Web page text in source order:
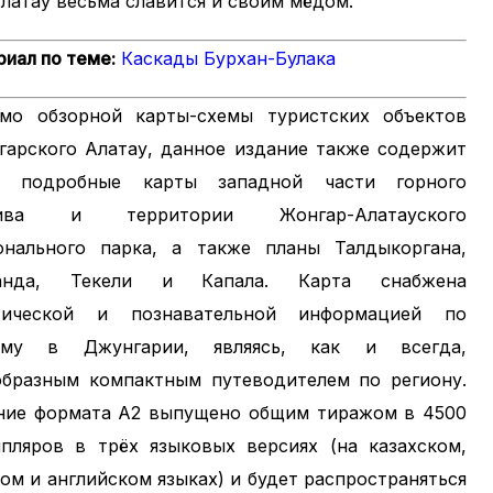
по теме: Каскады Бурхан-Булака
обзорной карты-схемы туристских объектов
Алатау, данное издание также содержит
подробные карты западной части горного
и территории Жонгар-Алатауского
парка, а также планы Талдыкоргана,
Текели и Капала. Карта снабжена
и познавательной информацией по
в Джунгарии, являясь, как и всегда,
компактным путеводителем по региону.
формата А2 выпущено общим тиражом в 4500
в трёх языковых версиях (на казахском,
и английском языках) и будет распространяться